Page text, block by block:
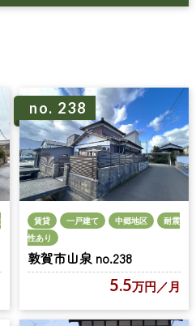
no. 238
賃貸 一戸建て 中郷地区
耐震
性あり
敦賀市山泉 no.238
5.5万円 ／月